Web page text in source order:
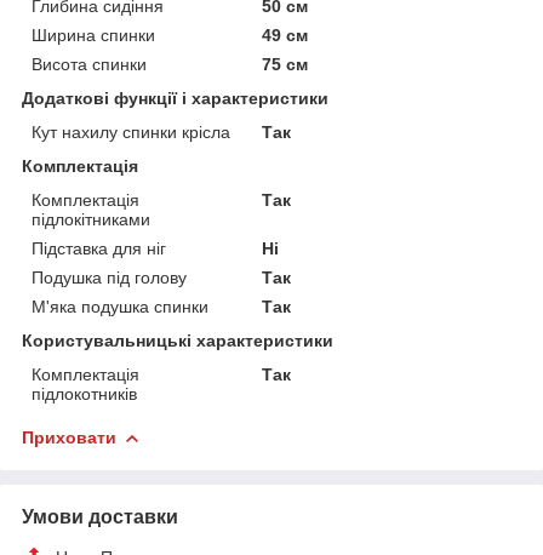
Глибина сидіння
50 см
Ширина спинки
49 см
Висота спинки
75 см
Додаткові функції і характеристики
Кут нахилу спинки крісла
Так
Комплектація
Комплектація
підлокітниками
Так
Підставка для ніг
Ні
Подушка під голову
Так
М'яка подушка спинки
Так
Користувальницькі характеристики
Комплектація
підлокотників
Так
Приховати
Умови доставки